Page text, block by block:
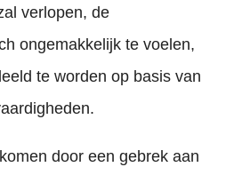
verlopen, de
ongemakkelijk te voelen,
te worden op basis van
door een gebrek aan